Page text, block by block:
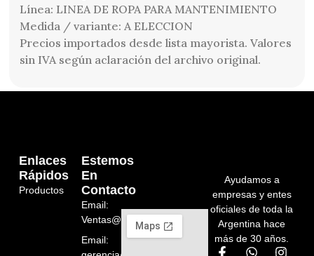
Línea: LINEA DE ROPA PARA MANTENIMIENTO
Medida / variante: A ELECCION
Precios importados desde lista mayorista. Valores
sin IVA según aclaración del archivo original.
Ayudamos a
empresas y entes
oficiales de toda la
Argentina hace
más de 30 años.
Enlaces
Rápidos
Productos
Estemos
En
Contacto
Email:
Ventas@orelion.com.ar
Email: